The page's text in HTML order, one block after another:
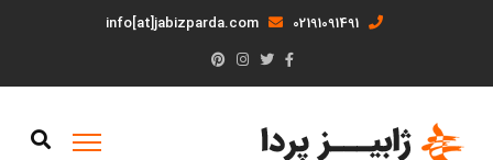
02191091491
info[at]jabizparda.com